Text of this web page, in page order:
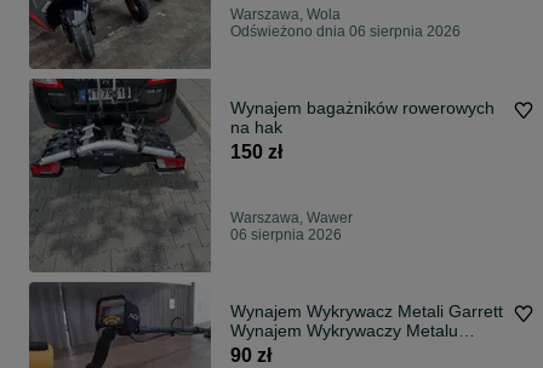
Warszawa, Wola
Odświeżono dnia 06 sierpnia 2026
Wynajem bagażników rowerowych
na hak
150 zł
Warszawa, Wawer
06 sierpnia 2026
Wynajem Wykrywacz Metali Garrett
Wynajem Wykrywaczy Metalu
Monet Złota
90 zł